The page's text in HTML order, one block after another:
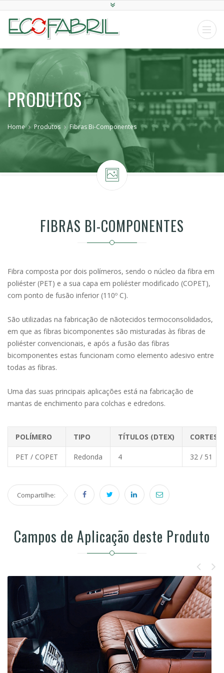
PRODUTOS
Home Produtos Fibras Bi-Componentes
FIBRAS BI-COMPONENTES
Fibra composta por dois polímeros, sendo o núcleo da fibra em
poliéster (PET) e a sua capa em poliéster modificado (COPET),
com ponto de fusão inferior (110º C).
São utilizadas na fabricação de nãotecidos termoconsolidados,
em que as fibras bicomponentes são misturadas às fibras de
poliéster convencionais, e após a fusão das fibras
bicomponentes estas funcionam como elemento adesivo entre
todas as fibras.
Uma das suas principais aplicações está na fabricação de
mantas de enchimento para colchas e edredons.
POLÍMERO TIPO TÍTULOS (DTEX) CORTES
PET / COPET Redonda 4 32 / 51
Compartilhe:
Campos de Aplicação deste Produto